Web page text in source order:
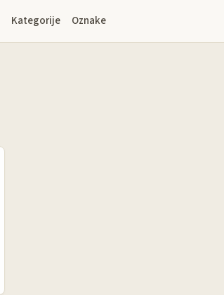
Kategorije Oznake